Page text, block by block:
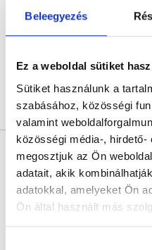
Beleegyezés
Ez a weboldal sütiket
Sütiket használunk a
szabásához, közösségi
valamint
közösségi média-,
megosztjuk az Ön
adatait, akik
adatokkal, amelyeket Ön
Ön által használt más
RMC Clinics
Budapest, II.
Árlista
* Szakorvos jelölt (rezidens):
orvos, aki jogszabályok szerinti
megszerzésére irányuló
önállóan nem végezhető
felelősséggel tartozik és azt
szolgáltató szakorvosa az első
szakorvosjelölt önállóan láthat